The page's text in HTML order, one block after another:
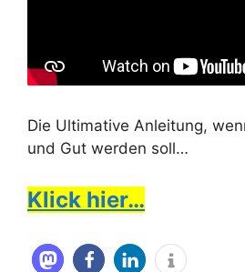
Die Ultimative Anleitung,
und Gut werden soll…
Klick hier…